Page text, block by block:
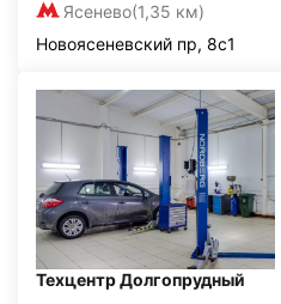
Ясенево(1,35 км)
Новоясеневский пр, 8с1
Техцентр Долгопрудный